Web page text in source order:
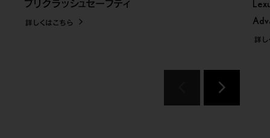
プリクラッシュセーフティ
詳しくはこちら
詳